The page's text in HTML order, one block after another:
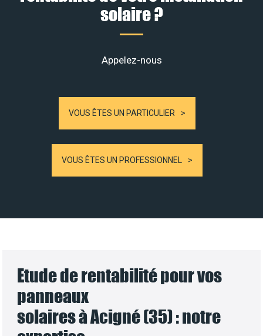
solaire ?
Appelez-nous
VOUS ÊTES UN PARTICULIER
VOUS ÊTES UN PROFESSIONNEL
Etude de rentabilité pour vos
panneaux
solaires à Acigné (35) : notre